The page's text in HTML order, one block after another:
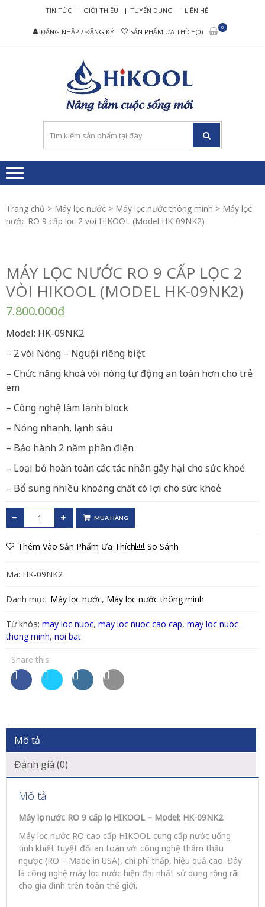
navigation
content
TIN TỨC GIỚI THIỆU TUYỂN DỤNG LIÊN HỆ
ĐĂNG NHẬP / ĐĂNG KÝ SẢN PHẨM ƯA THÍCH(0)
0
–
RO
CẤP
Trang chủ > Máy lọc nước > Máy lọc nước thông minh > Máy lọc
nước RO 9 cấp lọc 2 vòi HIKOOL (Model HK-09NK2)
MÁY LỌC NƯỚC RO 9 CẤP LỌC 2
VÒI HIKOOL (MODEL HK-09NK2)
7.800.000₫
Model: HK-09NK2
– 2 vòi Nóng – Nguội riêng biệt
– Chức năng khoá vòi nóng tự động an toàn hơn cho trẻ
em
– Công nghệ làm lạnh block
– Nóng nhanh, lạnh sâu
– Bảo hành 2 năm phần điện
– Loại bỏ hoàn toàn các tác nhân gây hại cho sức khoẻ
– Bổ sung nhiều khoáng chất có lợi cho sức khoẻ
MUA HÀNG
Thêm Vào Sản Phẩm Ưa Thích So Sánh
Mã: HK-09NK2
Danh mục: Máy lọc nước, Máy lọc nước thông minh
Từ khóa: may loc nuoc, may loc nuoc cao cap, may loc nuoc
thong minh, noi bat
Share this
Mô tả
Đánh giá (0)
Mô tả
Máy lọc nước RO 9 cấp lọc HIKOOL – Model: HK-09NK2
Máy lọc nước RO cao cấp HIKOOL cung cấp nước uống
tinh khiết tuyệt đối an toàn với công nghệ thẩm thấu
ngược (RO – Made in USA), chi phí thấp, hiệu quả cao. Đây
là công nghệ máy lọc nước hiện đại nhất sử dụng rộng rãi
cho gia đình trên toàn thế giới.